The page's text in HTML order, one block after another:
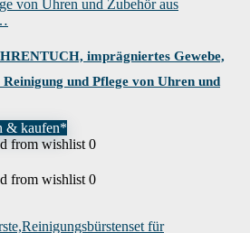
imprägniertes Gewebe,
und Pflege von Uhren und
& kaufen*
from wishlist 0
from wishlist 0